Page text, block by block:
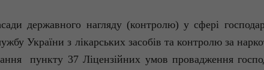
державного нагляду (контролю) у сфері
України з лікарських засобів та контролю за
пункту 37 Ліцензійних умов провадження